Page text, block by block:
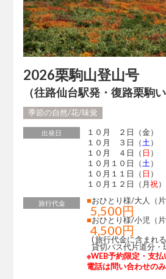
2026栗駒山登山号
（往路仙台駅発・復路栗駒
季節の自然/花/味覚
出発日
１０月 ２日（金）
１０月 ３日（ 土 ）
１０月 ４日（ 日 ）
１０月１０日（ 土 ）
１０月１１日（ 日 ）
１０月１２日（月祝）
旅行代金 ■おひとり様/大人（片
5,500円
■おひとり様/小児（片
4,500円
( 旅行代金に含まれ
貸切バス代片道分・
※WEB予約限定・支払
電話は問い合わせのみ